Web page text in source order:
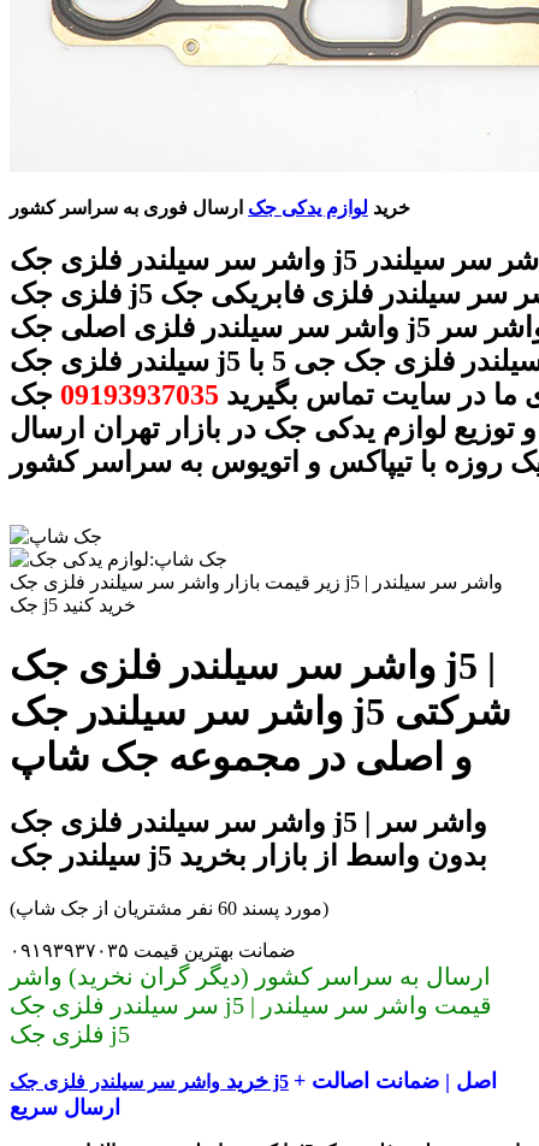
خرید لوازم یدکی جک ارسال فوری به سراسر کشور
واشر سر سیلندر فلزی جک j5 قیمت واشر سر سیلندر
فلزی جک j5 واشر سر سیلندر فلزی فابریکی جک j5
واشر سر سیلندر فلزی اصلی جک j5 خرید واشر سر
سیلندر فلزی جک j5 واشر سر سیلندر فلزی جک جی 5 با
ما در سایت تماس بگیرید 09193937035 جک
توزیع لوازم یدکی جک در بازار تهران ارسال
روزه با تیپاکس و اتویوس به سراسر کشور
زیر قیمت بازار واشر سر سیلندر فلزی جک j5 | واشر سر سیلندر
جک j5 خرید کنید
واشر سر سیلندر فلزی جک j5 |
واشر سر سیلندر جک j5 شرکتی
و اصلی در مجموعه جک شاپ
واشر سر سیلندر فلزی جک j5 | واشر سر
سیلندر جک j5 بدون واسط از بازار بخرید
(مورد پسند 60 نفر مشتریان از جک شاپ)
ضمانت بهترین قیمت ۰۹۱۹۳۹۳۷۰۳۵
ارسال به سراسر کشور (دیگر گران نخرید) واشر
سر سیلندر فلزی جک j5 | قیمت واشر سر سیلندر
فلزی جک j5
خرید واشر سر سیلندر فلزی جک j5 اصل | ضمانت اصالت +
ارسال سریع